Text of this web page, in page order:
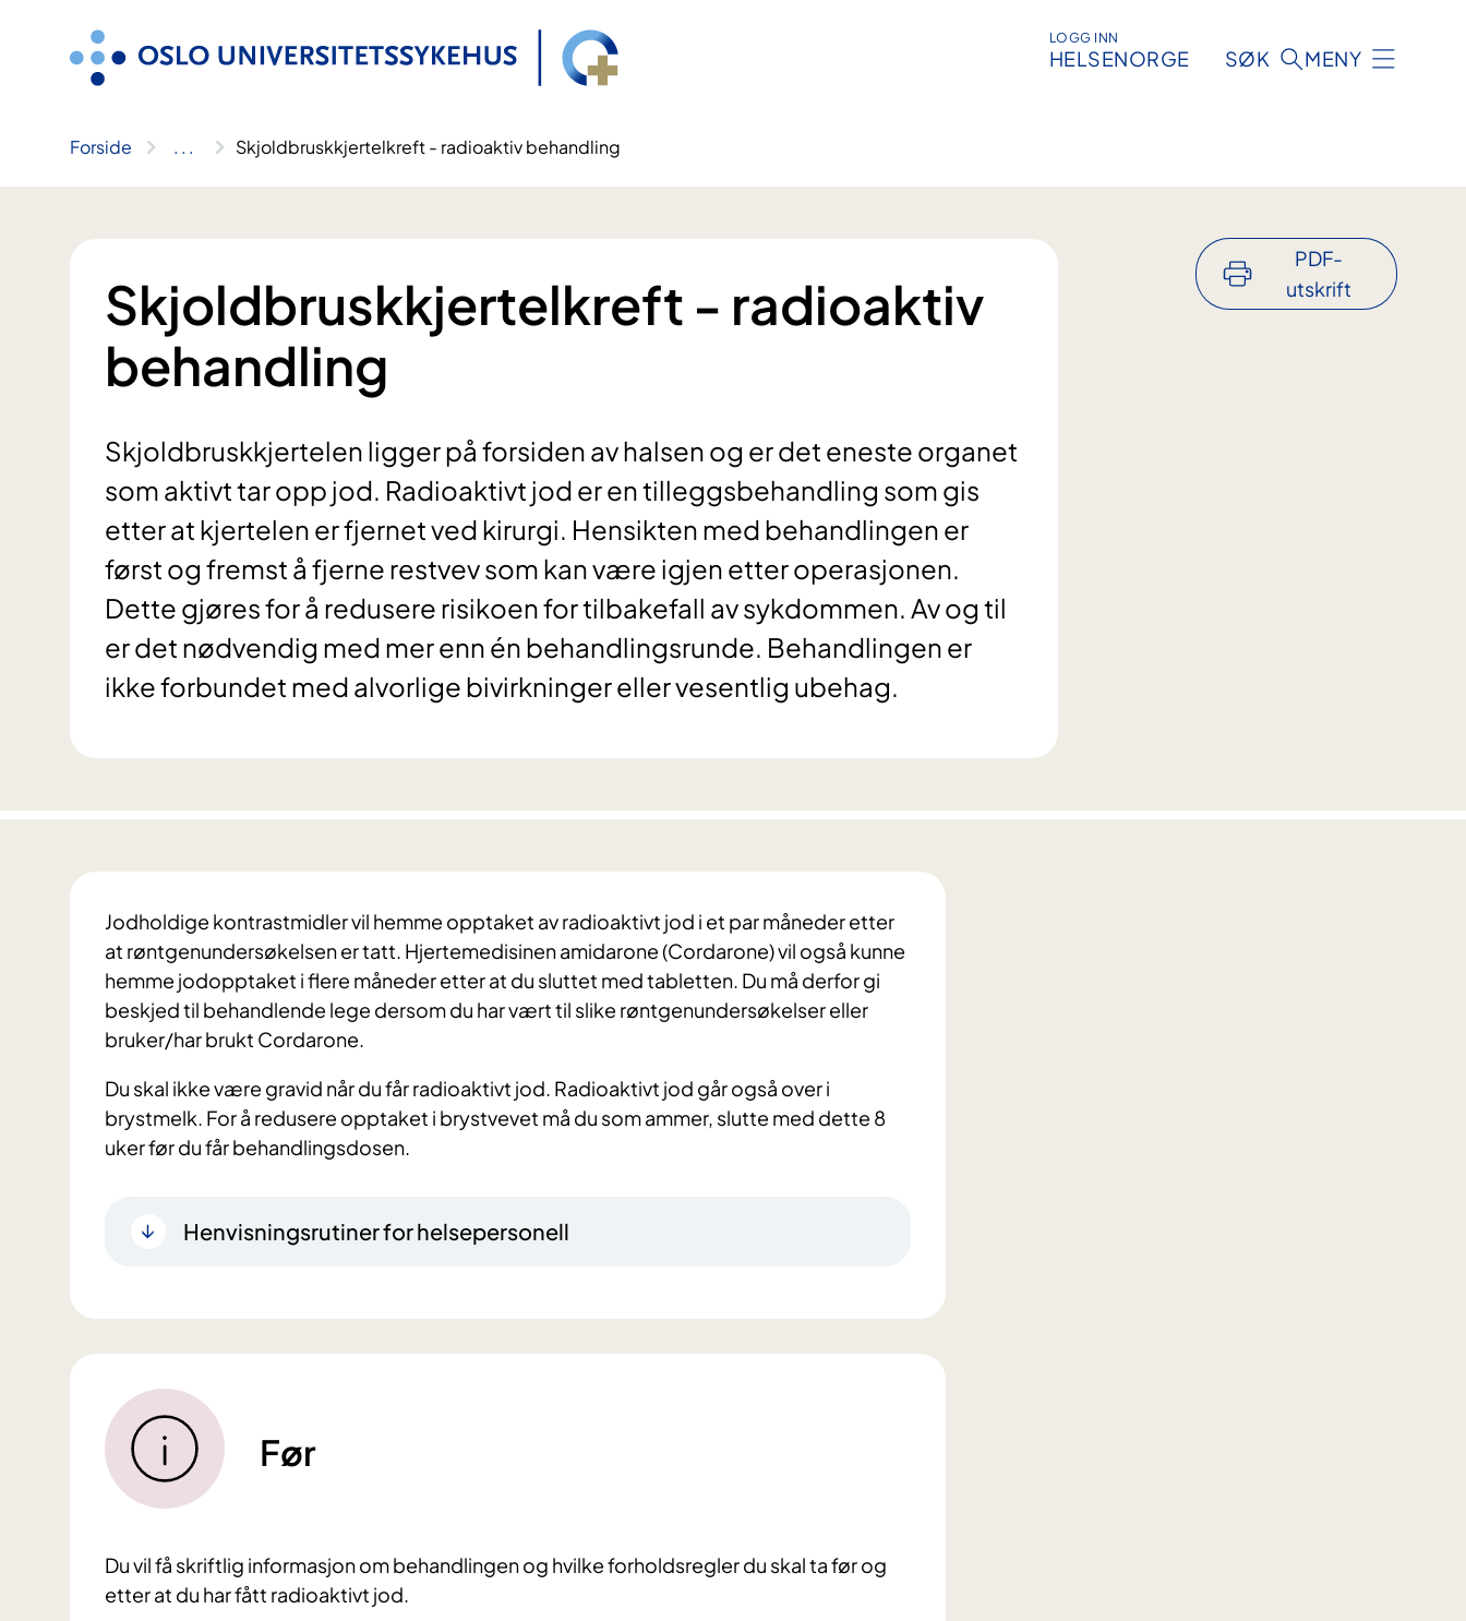
LOGG INN
HELSENORGE SØK MENY
Forside .. . Skjoldbruskkjertelkreft - radioaktiv behandling
Skjoldbruskkjertelkreft - radioaktiv
behandling
Skjoldbruskkjertelen ligger på forsiden av halsen og er det eneste organet
som aktivt tar opp jod. Radioaktivt jod er en tilleggsbehandling som gis
etter at kjertelen er fjernet ved kirurgi. Hensikten med behandlingen er
først og fremst å fjerne restvev som kan være igjen etter operasjonen.
Dette gjøres for å redusere risikoen for tilbakefall av sykdommen. Av og til
er det nødvendig med mer enn én behandlingsrunde. Behandlingen er
ikke forbundet med alvorlige bivirkninger eller vesentlig ubehag.
PDF-
utskrift
Jodholdige kontrastmidler vil hemme opptaket av radioaktivt jod i et par måneder etter
at røntgenundersøkelsen er tatt. Hjertemedisinen amidarone (Cordarone) vil også kunne
hemme jodopptaket i flere måneder etter at du sluttet med tabletten. Du må derfor gi
beskjed til behandlende lege dersom du har vært til slike røntgenundersøkelser eller
bruker/har brukt Cordarone.
Du skal ikke være gravid når du får radioaktivt jod. Radioaktivt jod går også over i
brystmelk. For å redusere opptaket i brystvevet må du som ammer, slutte med dette 8
uker før du får behandlingsdosen.
Henvisningsrutiner for helsepersonell
Før
Du vil få skriftlig informasjon om behandlingen og hvilke forholdsregler du skal ta før og
etter at du har fått radioaktivt jod.